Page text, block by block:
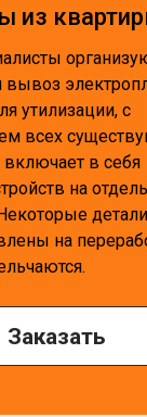
вывоз
утилизации, с
всех
включает в себя
на
на
из
Заказать